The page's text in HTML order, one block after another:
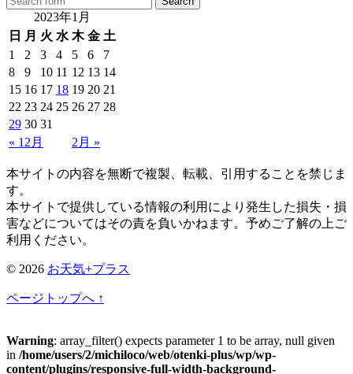
2023年1月
日
月 火 水 木 金 土
« 12月 2月 »
1 2 3 4 5 6
7
8
9 10 11 12 13 14
15 16 17 18 19 20 21
22 23 24 25 26 27 28
29 30 31
本サイトの内容を無断で複製、転載、引用することを禁じま
す。
本サイトで提供している情報の利用により発生した損失・損
害などについてはその責を負いかねます。予めご了解の上ご
利用ください。
© 2026 お天気+プラス
ページトップへ ↑
Warning: array_filter() expects parameter 1 to be array, null given
in /home/users/2/michiloco/web/otenki-plus/wp/wp-
content/plugins/responsive-full-width-background-